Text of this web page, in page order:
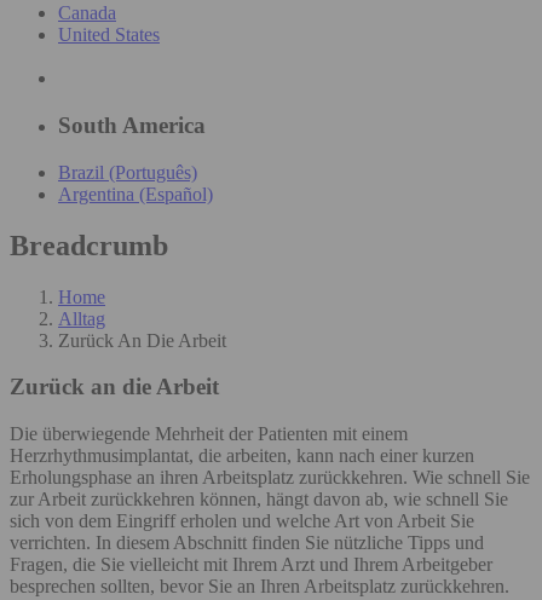
Canada
United States
South America
Brazil (Português)
Argentina (Español)
Breadcrumb
Home
Alltag
Zurück An Die Arbeit
Zurück an die Arbeit
Die überwiegende Mehrheit der Patienten mit einem
Herzrhythmusimplantat, die arbeiten, kann nach einer kurzen
Erholungsphase an ihren Arbeitsplatz zurückkehren. Wie schnell Sie
zur Arbeit zurückkehren können, hängt davon ab, wie schnell Sie
sich von dem Eingriff erholen und welche Art von Arbeit Sie
verrichten. In diesem Abschnitt finden Sie nützliche Tipps und
Fragen, die Sie vielleicht mit Ihrem Arzt und Ihrem Arbeitgeber
besprechen sollten, bevor Sie an Ihren Arbeitsplatz zurückkehren.